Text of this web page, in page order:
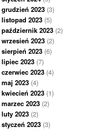
grudzień 2023 (3)
listopad 2023 (5)
październik 2023 (2)
wrzesień 2023 (2)
sierpień 2023 (6)
lipiec 2023 (7)
czerwiec 2023 (4)
maj 2023 (4)
kwiecień 2023 (1)
marzec 2023 (2)
luty 2023 (2)
styczeń 2023 (3)